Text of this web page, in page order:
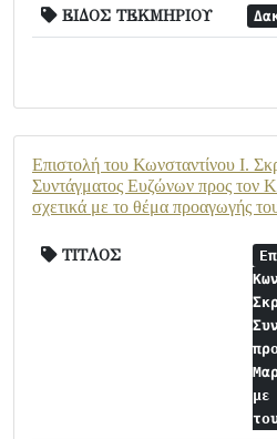
ΕΙΔΟΣ ΤΕΚΜΗΡΙΟΥ
Επιστολή του Κωνσταντίνου Ι.
Συντάγματος Ευζώνων προς τον
σχετικά με το θέμα προαγωγής
ΤΙΤΛΟΣ
με